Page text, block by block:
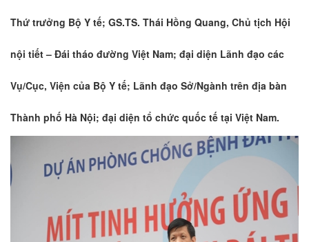
Thứ trưởng Bộ Y tế; GS.TS. Thái Hồng Quang, Chủ tịch Hội
nội tiết – Đái tháo đường Việt Nam; đại diện Lãnh đạo các
Vụ/Cục, Viện của Bộ Y tế; Lãnh đạo Sở/Ngành trên địa bàn
Thành phố Hà Nội; đại diện tổ chức quốc tế tại Việt Nam.